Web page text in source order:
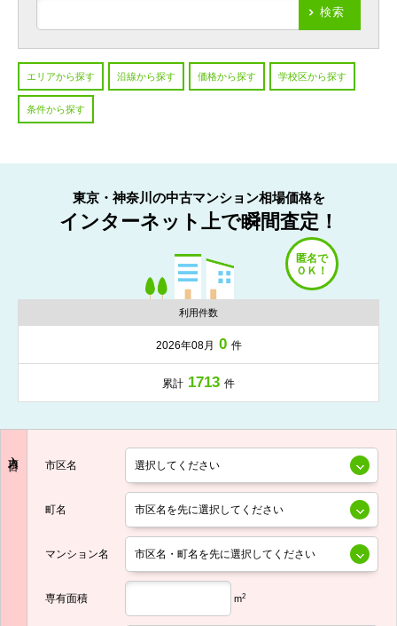
検索
エリアから探す 沿線から探す 価格から探す 学校区から探す
条件から探す
東京・神奈川の中古マンション相場価格を
インターネット上で瞬間査定！
利用件数
2026年08月 0 件
累計 1713 件
市区名
町名
マンション名
専有面積 m2